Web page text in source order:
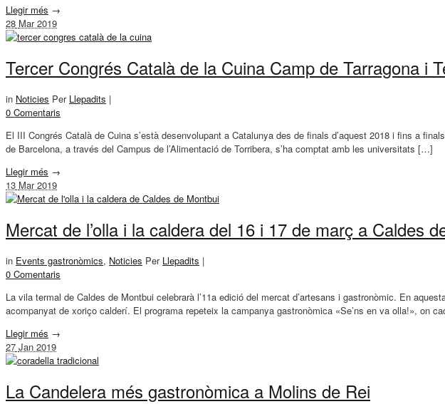
Llegir més →
28 Mar 2019
Tercer Congrés Català de la Cuina Camp de Tarragona i
in Noticies Per Llepadits |
0 Comentaris
El III Congrés Català de Cuina s’està desenvolupant a Catalunya des de finals d’aquest 2018 i fins a
de Barcelona, a través del Campus de l’Alimentació de Torribera, s’ha comptat amb les universitats […]
Llegir més →
13 Mar 2019
Mercat de l’olla i la caldera del 16 i 17 de març a Caldes
in Events gastronòmics, Noticies Per Llepadits |
0 Comentaris
La vila termal de Caldes de Montbui celebrarà l’11a edició del mercat d’artesans i gastronòmic. En
acompanyat de xoriço calderí. El programa repeteix la campanya gastronòmica «Se’ns en va olla!», on
Llegir més →
27 Jan 2019
La Candelera més gastronòmica a Molins de Rei